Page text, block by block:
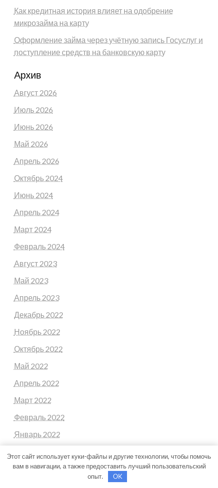
Как кредитная история влияет на одобрение
микрозайма на карту
Оформление займа через учётную запись Госуслуг и
поступление средств на банковскую карту
Архив
Август 2026
Июль 2026
Июнь 2026
Май 2026
Апрель 2026
Октябрь 2024
Июнь 2024
Апрель 2024
Март 2024
Февраль 2024
Август 2023
Май 2023
Апрель 2023
Декабрь 2022
Ноябрь 2022
Октябрь 2022
Май 2022
Апрель 2022
Март 2022
Февраль 2022
Январь 2022
Ноябрь 2021
Этот сайт использует куки-файлы и другие технологии, чтобы помочь
вам в навигации, а также предоставить лучший пользовательский
опыт.
OK